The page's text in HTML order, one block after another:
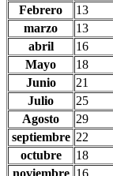
Febrero
13
marzo
13
abril
16
Mayo
18
Junio
21
Julio
25
Agosto
29
septiembre 22
octubre
18